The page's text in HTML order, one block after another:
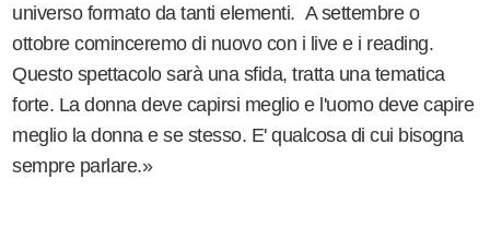
universo formato da tanti elementi. A settembre o
ottobre cominceremo di nuovo con i live e i reading.
Questo spettacolo sarà una sfida, tratta una tematica
forte. La donna deve capirsi meglio e l'uomo deve capire
meglio la donna e se stesso. E' qualcosa di cui bisogna
sempre parlare.»